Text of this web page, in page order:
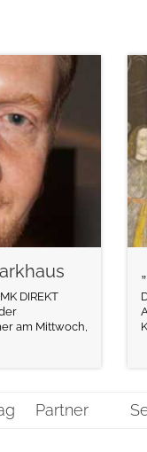
DIREKT
am Mittwoch,
Partner